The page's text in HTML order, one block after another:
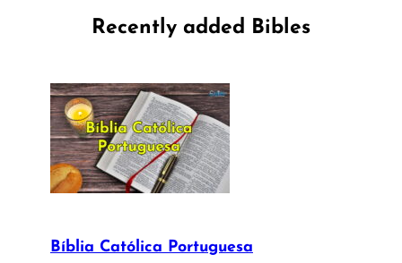
Recently added Bibles
Bíblia Católica Portuguesa